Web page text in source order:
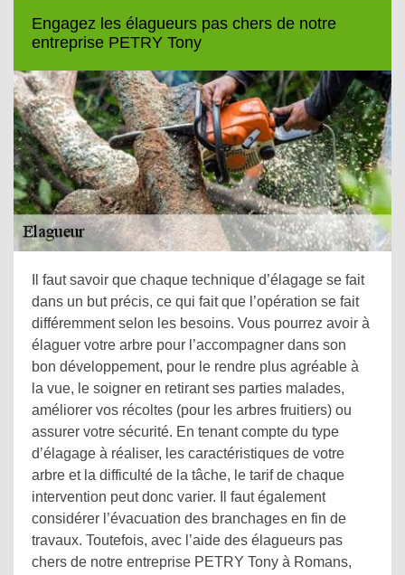
Engagez les élagueurs pas chers de notre
entreprise PETRY Tony
Il faut savoir que chaque technique d’élagage se fait
dans un but précis, ce qui fait que l’opération se fait
différemment selon les besoins. Vous pourrez avoir à
élaguer votre arbre pour l’accompagner dans son
bon développement, pour le rendre plus agréable à
la vue, le soigner en retirant ses parties malades,
améliorer vos récoltes (pour les arbres fruitiers) ou
assurer votre sécurité. En tenant compte du type
d’élagage à réaliser, les caractéristiques de votre
arbre et la difficulté de la tâche, le tarif de chaque
intervention peut donc varier. Il faut également
considérer l’évacuation des branchages en fin de
travaux. Toutefois, avec l’aide des élagueurs pas
chers de notre entreprise PETRY Tony à Romans,